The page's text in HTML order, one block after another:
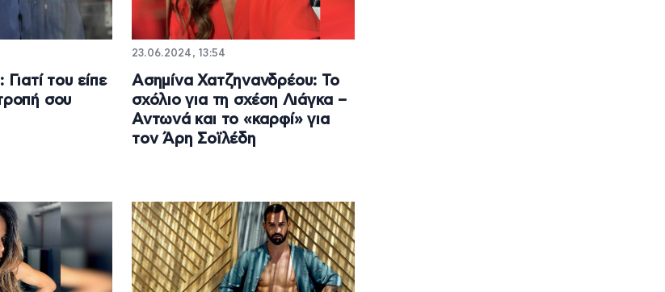
του είπε
σου
23.06.2024, 13:54
Ασημίνα Χατζηνανδρέου: Το
σχόλιο για τη σχέση Λιάγκα –
Αντωνά και το «καρφί» για
τον Άρη Σοϊλέδη